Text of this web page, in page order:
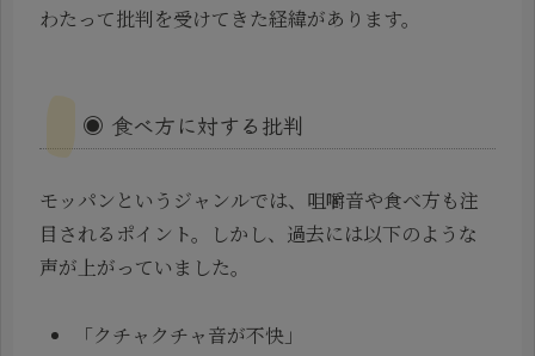
わたって批判を受けてきた経緯があります。
◉ 食べ方に対する批判
モッパンというジャンルでは、咀嚼音や食べ方も注
目されるポイント。しかし、過去には以下のような
声が上がっていました。
「クチャクチャ音が不快」